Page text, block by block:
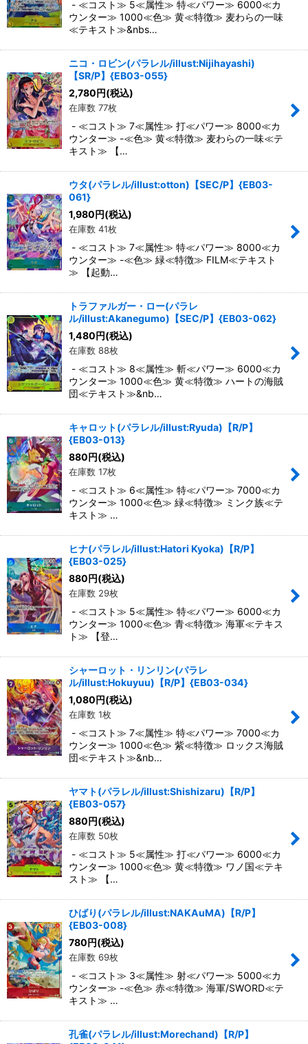
- ≪コスト≫ 5≪属性≫ 特≪パワー≫ 6000≪カ
ウンター≫ 1000≪色≫ 黄≪特徴≫ 麦わらの一味
≪テキスト≫&nbs…
ニコ・ロビン(パラレル/illust:Nijihayashi)
【SR/P】{EB03-055}
2,780円(税込)
在庫数 77枚
- ≪コスト≫ 7≪属性≫ 打≪パワー≫ 8000≪カ
ウンター≫ -≪色≫ 黄≪特徴≫ 麦わらの一味≪テ
キスト≫ 【…
ウタ(パラレル/illust:otton)【SEC/P】{EB03-
061}
1,980円(税込)
在庫数 41枚
- ≪コスト≫ 7≪属性≫ 特≪パワー≫ 8000≪カ
ウンター≫ -≪色≫ 緑≪特徴≫ FILM≪テキスト
≫ 【起動…
トラファルガー・ロー(パラレ
ル/illust:Akanegumo)【SEC/P】{EB03-062}
1,480円(税込)
在庫数 88枚
- ≪コスト≫ 8≪属性≫ 斬≪パワー≫ 6000≪カ
ウンター≫ 1000≪色≫ 黄≪特徴≫ ハートの海賊
団≪テキスト≫&nb…
キャロット(パラレル/illust:Ryuda)【R/P】
{EB03-013}
880円(税込)
在庫数 17枚
- ≪コスト≫ 6≪属性≫ 特≪パワー≫ 7000≪カ
ウンター≫ 1000≪色≫ 緑≪特徴≫ ミンク族≪テ
キスト≫ …
ヒナ(パラレル/illust:Hatori Kyoka)【R/P】
{EB03-025}
880円(税込)
在庫数 29枚
- ≪コスト≫ 5≪属性≫ 特≪パワー≫ 6000≪カ
ウンター≫ 1000≪色≫ 青≪特徴≫ 海軍≪テキス
ト≫ 【登…
シャーロット・リンリン(パラレ
ル/illust:Hokuyuu)【R/P】{EB03-034}
1,080円(税込)
在庫数 1枚
- ≪コスト≫ 7≪属性≫ 特≪パワー≫ 7000≪カ
ウンター≫ 1000≪色≫ 紫≪特徴≫ ロックス海賊
団≪テキスト≫&nb…
ヤマト(パラレル/illust:Shishizaru)【R/P】
{EB03-057}
880円(税込)
在庫数 50枚
- ≪コスト≫ 5≪属性≫ 打≪パワー≫ 6000≪カ
ウンター≫ 1000≪色≫ 黄≪特徴≫ ワノ国≪テキ
スト≫ 【…
ひばり(パラレル/illust:NAKAuMA)【R/P】
{EB03-008}
780円(税込)
在庫数 69枚
- ≪コスト≫ 3≪属性≫ 射≪パワー≫ 5000≪カ
ウンター≫ -≪色≫ 赤≪特徴≫ 海軍/SWORD≪テ
キスト≫ …
孔雀(パラレル/illust:Morechand)【R/P】